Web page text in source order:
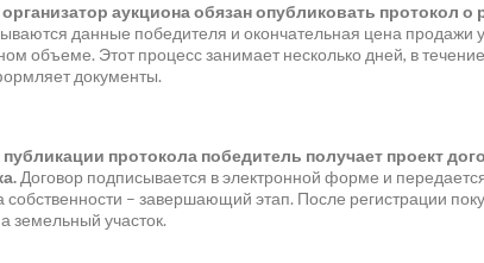
аукциона обязан опубликовать протокол о
данные победителя и окончательная цена продажи
объеме. Этот процесс занимает несколько дней, в
документы.
публикации протокола победитель получает проект
Договор подписывается в электронной форме и
собственности – завершающий этап. После регистрации
земельный участок.